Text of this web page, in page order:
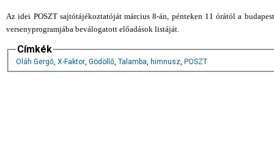
Az idei POSZT sajtótájékoztatóját március 8-án, pénteken 11 órától a
versenyprogramjába beválogatott előadások listáját.
Címkék
Oláh Gergő, X-Faktor, Gödöllő, Talamba, himnusz, POSZT